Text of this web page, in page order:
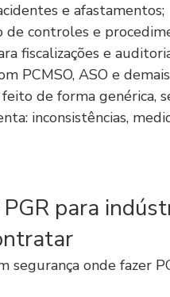
e afastamentos;
de controles e
fiscalizações e
PCMSO, ASO e
de forma genérica,
inconsistências,
para
segurança onde fazer